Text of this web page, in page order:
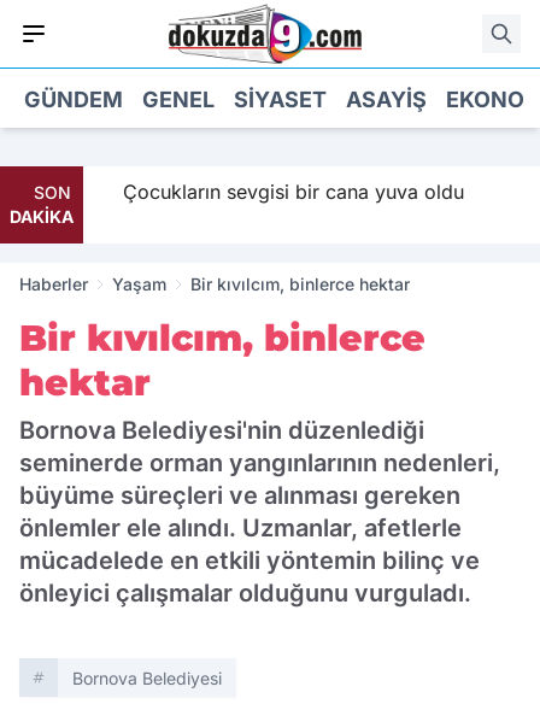
GÜNDEM GENEL SIYASET ASAYIŞ
SON
DAKİKA
Çocukların sevgisi bir cana yuva oldu
Haberler Yaşam Bir kıvılcım, binlerce hektar
Bir kıvılcım, binlerce
hektar
Bornova Belediyesi'nin düzenlediği
seminerde orman yangınlarının nedenleri,
büyüme süreçleri ve alınması gereken
önlemler ele alındı. Uzmanlar, afetlerle
mücadelede en etkili yöntemin bilinç ve
önleyici çalışmalar olduğunu vurguladı.
Bornova Belediyesi